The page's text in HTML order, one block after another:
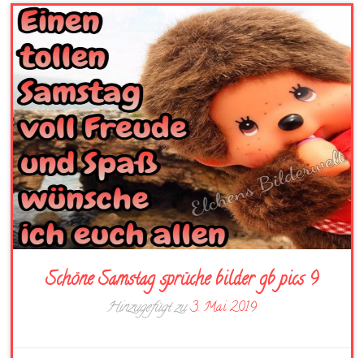
Schöne Samstag sprüche bilder gb pics 9
Hinzugefügt zu3. Mai 2019